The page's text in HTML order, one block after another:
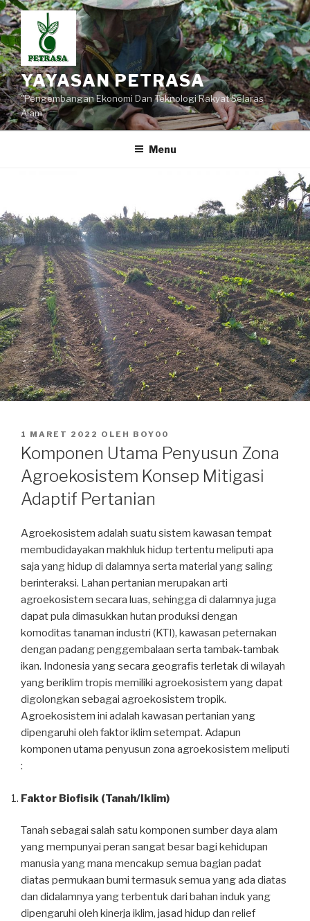
Lompat
ke
konten
YAYASAN PETRASA
"Pengembangan Ekonomi Dan Teknologi Rakyat Selaras
Alam"
Menu
DIPOSKAN
PADA
1 MARET 2022 OLEH BOY00
Komponen Utama Penyusun Zona
Agroekosistem Konsep Mitigasi
Adaptif Pertanian
Agroekosistem adalah suatu sistem kawasan tempat
membudidayakan makhluk hidup tertentu meliputi apa
saja yang hidup di dalamnya serta material yang saling
berinteraksi. Lahan pertanian merupakan arti
agroekosistem secara luas, sehingga di dalamnya juga
dapat pula dimasukkan hutan produksi dengan
komoditas tanaman industri (KTI), kawasan peternakan
dengan padang penggembalaan serta tambak-tambak
ikan. Indonesia yang secara geografis terletak di wilayah
yang beriklim tropis memiliki agroekosistem yang dapat
digolongkan sebagai agroekosistem tropik.
Agroekosistem ini adalah kawasan pertanian yang
dipengaruhi oleh faktor iklim setempat. Adapun
komponen utama penyusun zona agroekosistem meliputi
:
Faktor Biofisik (Tanah/Iklim)
Tanah sebagai salah satu komponen sumber daya alam
yang mempunyai peran sangat besar bagi kehidupan
manusia yang mana mencakup semua bagian padat
diatas permukaan bumi termasuk semua yang ada diatas
dan didalamnya yang terbentuk dari bahan induk yang
dipengaruhi oleh kinerja iklim, jasad hidup dan relief